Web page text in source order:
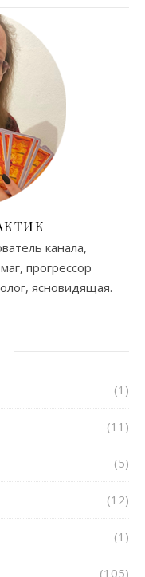
канала,
прогрессор
ясновидящая.
(1)
(11)
(5)
(12)
(1)
(105)